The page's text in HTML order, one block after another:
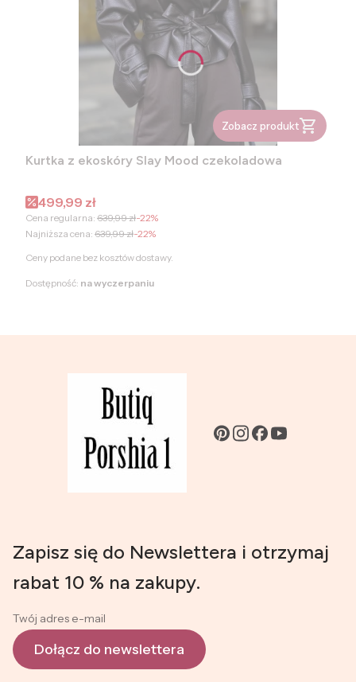
Zobacz produkt
Kurtka z ekoskóry Slay Mood czekoladowa
Cena promocyjna
499,99 zł
Cena regularna: 639,99 zł-22%
Najniższa cena: 639,99 zł-22%
Ceny podane bez kosztów dostawy.
Dostępność: na wyczerpaniu
Zapisz się do Newslettera i otrzymaj
rabat 10 % na zakupy.
Twój adres e-mail
Dołącz do newslettera